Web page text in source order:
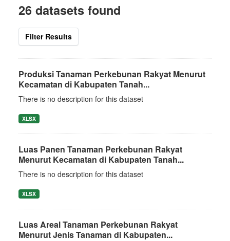
26 datasets found
Filter Results
Produksi Tanaman Perkebunan Rakyat Menurut
Kecamatan di Kabupaten Tanah...
There is no description for this dataset
XLSX
Luas Panen Tanaman Perkebunan Rakyat
Menurut Kecamatan di Kabupaten Tanah...
There is no description for this dataset
XLSX
Luas Areal Tanaman Perkebunan Rakyat
Menurut Jenis Tanaman di Kabupaten...